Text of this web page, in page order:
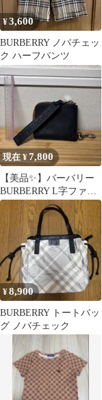
¥3,600
BURBERRY ノバチェッ
ク ハーフパンツ
現在 ¥7,800
【美品✨️】バーバリー
BURBERRY L字ファス
ナー コインケース ミニ
財布
¥8,900
BURBERRY トートバッ
グ ノバチェック